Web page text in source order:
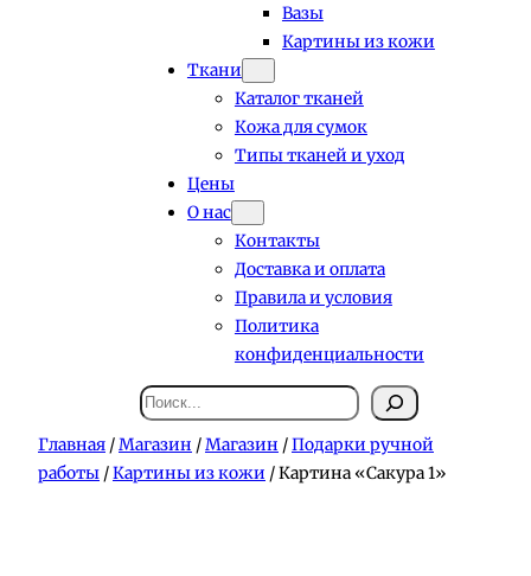
Вазы
Картины из кожи
Ткани
Каталог тканей
Кожа для сумок
Типы тканей и уход
Цены
О нас
Контакты
Доставка и оплата
Правила и условия
Политика
конфиденциальности
Поиск
Главная /Магазин /Магазин /Подарки ручной
работы /Картины из кожи / Картина «Сакура 1»